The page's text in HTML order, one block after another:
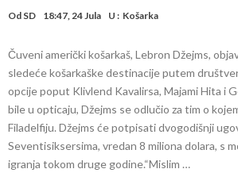
Od SD 18:47, 24 Jula U : Košarka
Čuveni američki košarkaš, Lebron Džejms,
sledeće košarkaške destinacije putem
opcije poput Klivlend Kavalirsa, Majami Hita i
bile u opticaju, Džejms se odlučio za tim o
Filadelfiju. Džejms će potpisati dvogodišnji
Seventisiksersima, vredan 8 miliona dolara, s
igranja tokom druge godine.“Mislim …